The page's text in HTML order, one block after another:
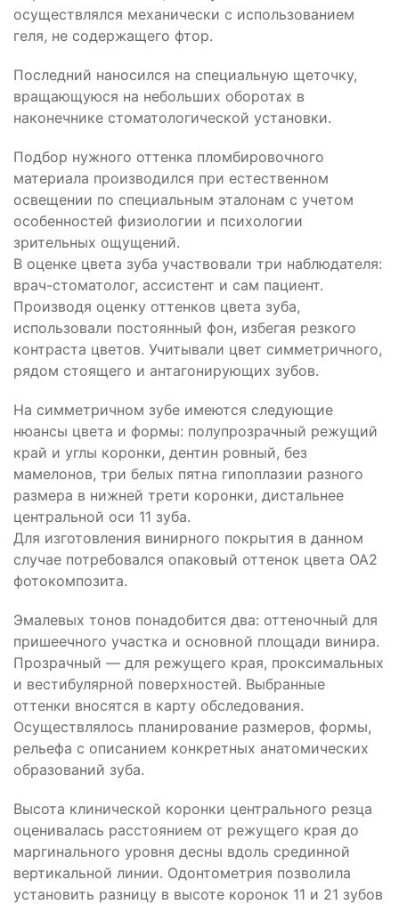
осуществлялся механически с использованием
геля, не содержащего фтор.
Последний наносился на специальную щеточку,
вращающуюся на небольших оборотах в
наконечнике стоматологической установки.
Подбор нужного оттенка пломбировочного
материала производился при естественном
освещении по специальным эталонам с учетом
особенностей физиологии и психологии
зрительных ощущений.
В оценке цвета зуба участвовали три наблюдателя:
врач-стоматолог, ассистент и сам пациент.
Производя оценку оттенков цвета зуба,
использовали постоянный фон, избегая резкого
контраста цветов. Учитывали цвет симметричного,
рядом стоящего и антагонирующих зубов.
На симметричном зубе имеются следующие
нюансы цвета и формы: полупрозрачный режущий
край и углы коронки, дентин ровный, без
мамелонов, три белых пятна гипоплазии разного
размера в нижней трети коронки, дистальнее
центральной оси 11 зуба.
Для изготовления винирного покрытия в данном
случае потребовался опаковый оттенок цвета ОА2
фотокомпозита.
Эмалевых тонов понадобится два: оттеночный для
пришеечного участка и основной площади винира.
Прозрачный — для режущего края, проксимальных
и вестибулярной поверхностей. Выбранные
оттенки вносятся в карту обследования.
Осуществлялось планирование размеров, формы,
рельефа с описанием конкретных анатомических
образований зуба.
Высота клинической коронки центрального резца
оценивалась расстоянием от режущего края до
маргинального уровня десны вдоль срединной
вертикальной линии. Одонтометрия позволила
установить разницу в высоте коронок 11 и 21 зубов